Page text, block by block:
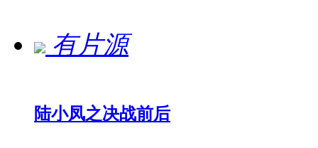
有片源
陆小凤之决战前后